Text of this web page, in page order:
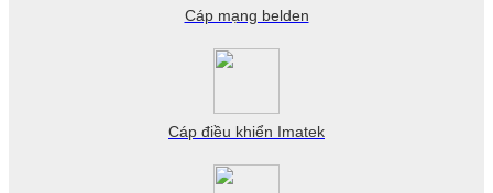
Cáp mạng belden
Cáp điều khiển Imatek